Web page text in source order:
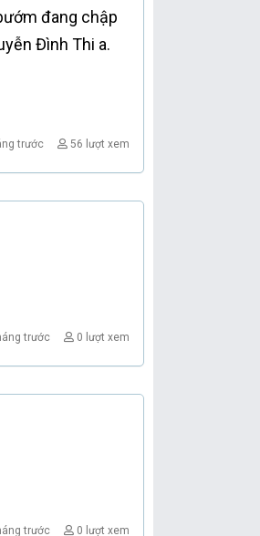
đang chập
Đình Thi a.
56 lượt xem
trước
0 lượt xem
trước
0 lượt xem
trước